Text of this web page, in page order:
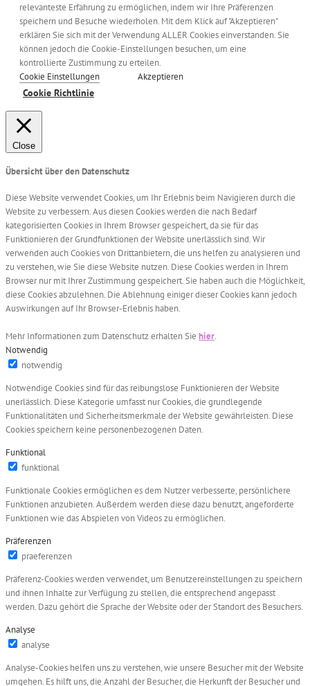
relevanteste Erfahrung zu ermöglichen, indem wir Ihre Präferenzen
speichern und Besuche wiederholen. Mit dem Klick auf "Akzeptieren"
erklären Sie sich mit der Verwendung ALLER Cookies einverstanden. Sie
können jedoch die Cookie-Einstellungen besuchen, um eine
kontrollierte Zustimmung zu erteilen.
Cookie Einstellungen
Akzeptieren
Cookie Richtlinie
Close
Übersicht über den Datenschutz
Diese Website verwendet Cookies, um Ihr Erlebnis beim Navigieren durch die
Website zu verbessern. Aus diesen Cookies werden die nach Bedarf
kategorisierten Cookies in Ihrem Browser gespeichert, da sie für das
Funktionieren der Grundfunktionen der Website unerlässlich sind. Wir
verwenden auch Cookies von Drittanbietern, die uns helfen zu analysieren und
zu verstehen, wie Sie diese Website nutzen. Diese Cookies werden in Ihrem
Browser nur mit Ihrer Zustimmung gespeichert. Sie haben auch die Möglichkeit,
diese Cookies abzulehnen. Die Ablehnung einiger dieser Cookies kann jedoch
Auswirkungen auf Ihr Browser-Erlebnis haben.
Mehr Informationen zum Datenschutz erhalten Sie hier.
Notwendig
notwendig
Notwendige Cookies sind für das reibungslose Funktionieren der Website
unerlässlich. Diese Kategorie umfasst nur Cookies, die grundlegende
Funktionalitäten und Sicherheitsmerkmale der Website gewährleisten. Diese
Cookies speichern keine personenbezogenen Daten.
Funktional
funktional
Funktionale Cookies ermöglichen es dem Nutzer verbesserte, persönlichere
Funktionen anzubieten. Außerdem werden diese dazu benutzt, angeforderte
Funktionen wie das Abspielen von Videos zu ermöglichen.
Präferenzen
praeferenzen
Präferenz-Cookies werden verwendet, um Benutzereinstellungen zu speichern
und ihnen Inhalte zur Verfügung zu stellen, die entsprechend angepasst
werden. Dazu gehört die Sprache der Website oder der Standort des Besuchers.
Analyse
analyse
Analyse-Cookies helfen uns zu verstehen, wie unsere Besucher mit der Website
umgehen. Es hilft uns, die Anzahl der Besucher, die Herkunft der Besucher und